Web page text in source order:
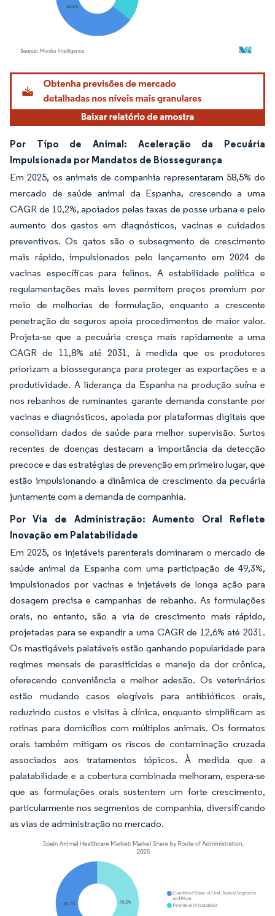
Imagem © Mordor Intelligence. O reuso requer atribuição conforme CC BY 4.0.
Por Tipo de Animal: Aceleração da Pecuária
Impulsionada por Mandatos de Biossegurança
Em 2025, os animais de companhia representaram 58,5% do
mercado de saúde animal da Espanha, crescendo a uma
CAGR de 10,2%, apoiados pelas taxas de posse urbana e pelo
aumento dos gastos em diagnósticos, vacinas e cuidados
preventivos. Os gatos são o subsegmento de crescimento
mais rápido, impulsionados pelo lançamento em 2024 de
vacinas específicas para felinos. A estabilidade política e
regulamentações mais leves permitem preços premium por
meio de melhorias de formulação, enquanto a crescente
penetração de seguros apoia procedimentos de maior valor.
Projeta-se que a pecuária cresça mais rapidamente a uma
CAGR de 11,8% até 2031, à medida que os produtores
priorizam a biossegurança para proteger as exportações e a
produtividade. A liderança da Espanha na produção suína e
nos rebanhos de ruminantes garante demanda constante por
vacinas e diagnósticos, apoiada por plataformas digitais que
consolidam dados de saúde para melhor supervisão. Surtos
recentes de doenças destacam a importância da detecção
precoce e das estratégias de prevenção em primeiro lugar, que
estão impulsionando a dinâmica de crescimento da pecuária
juntamente com a demanda de companhia.
Por Via de Administração: Aumento Oral Reflete
Inovação em Palatabilidade
Em 2025, os injetáveis parenterais dominaram o mercado de
saúde animal da Espanha com uma participação de 49,3%,
impulsionados por vacinas e injetáveis de longa ação para
dosagem precisa e campanhas de rebanho. As formulações
orais, no entanto, são a via de crescimento mais rápido,
projetadas para se expandir a uma CAGR de 12,6% até 2031.
Os mastigáveis palatáveis estão ganhando popularidade para
regimes mensais de parasiticidas e manejo da dor crônica,
oferecendo conveniência e melhor adesão. Os veterinários
estão mudando casos elegíveis para antibióticos orais,
reduzindo custos e visitas à clínica, enquanto simplificam as
rotinas para domicílios com múltiplos animais. Os formatos
orais também mitigam os riscos de contaminação cruzada
associados aos tratamentos tópicos. À medida que a
palatabilidade e a cobertura combinada melhoram, espera-se
que as formulações orais sustentem um forte crescimento,
particularmente nos segmentos de companhia, diversificando
as vias de administração no mercado.